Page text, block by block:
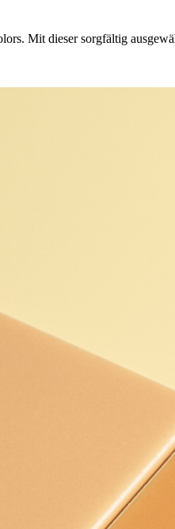
Mit dieser sorgfältig